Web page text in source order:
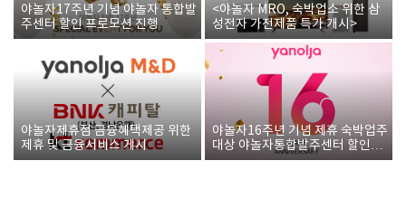
야놀자17주년 기념 야놀자 통합발
주센터 할인 프로모션 진행
<야놀자 MRO, 숙박업소 위한 삼
성전자 가전제품 특가 개시>
야놀자제휴점 금융혜택제공 위한
제휴 및 금융서비스 게시
야놀자16주년 기념 제휴 숙박업주
대상 야놀자통합발주센터 할인쿠
폰 증정